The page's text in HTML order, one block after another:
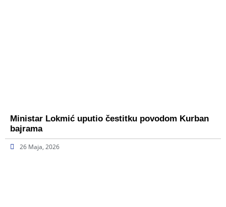
Ministar Lokmić uputio čestitku povodom Kurban
bajrama
26 Maja, 2026